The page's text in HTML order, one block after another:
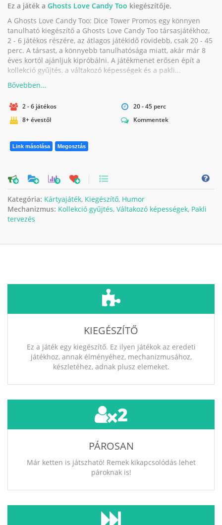
Ez a játék a Ghosts Love Candy Too kiegészítője.
A Ghosts Love Candy Too: Dice Tower Promos egy könnyen
tanulható kiegészítő a Ghosts Love Candy Too társasjátékhoz,
2 - 6 játékos részére, az átlagos játékidő rövidebb, csak 20 - 45
perc. A társast, a könnyebb tanulhatósága miatt, akár már 8
éves kortól ajánljuk kipróbálni. A játékmenet erősen épít a
kollekció gyűjtés, a váltakozó képességek és a pakli...
2 - 6 játékos
20 - 45 perc
8+ évestől
Kommentek
Link másolása Megosztás
0
Kategória: Kártyajáték, Kiegészítő, Humor
Mechanizmus: Kollekció gyűjtés, Váltakozó képességek, Pakli
tervezés
KIEGÉSZÍTŐ
Ez a játék egy kiegészítő. Ez ilyen játékok az eredeti
játékhoz, annak élményéhez, mechanizmusához,
készletéhez, adnak plusz elemeket.
2
PÁROSAN
Már ketten is játszható! Remek kikapcsolódás lehet
pároknak is!